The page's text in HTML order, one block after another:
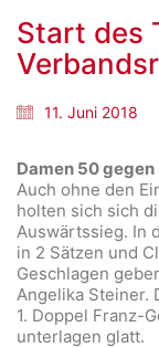
Start des
11. Juni 2018
Damen 50
Auch ohne den
holten sich sich
Auswärtssieg. In
in 2 Sätzen und
Geschlagen
Angelika Steiner.
1. Doppel Franz-
unterlagen glatt.